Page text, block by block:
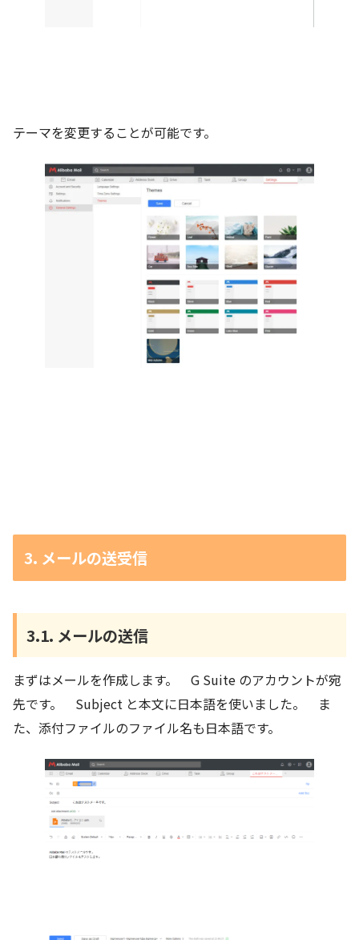
テーマを変更することが可能です。
3. メールの送受信
3.1. メールの送信
まずはメールを作成します。 G Suite のアカウントが宛
先です。 Subject と本文に日本語を使いました。 ま
た、添付ファイルのファイル名も日本語です。